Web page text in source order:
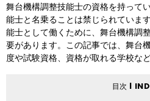
舞台機構調整技能士の資格を持って
能士と名乗ることは禁じられていま
能士として働くために、舞台機構調
要があります。この記事では、舞台
度や試験資格、資格が取れる学校な